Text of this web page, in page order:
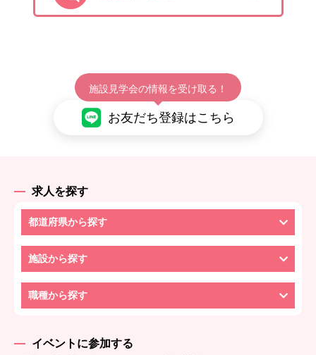
施設見学会の情報を受け取る！
お友だち登録はこちら
求人を探す
都道府県から探す
施設から探す
職種から探す
イベントに参加する